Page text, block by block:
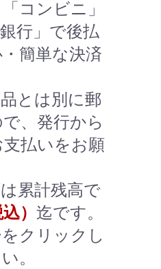
コンビニ」
行」で後払
簡単な決済
とは別に郵
、発行から
払いをお願
累計残高で
） 迄です。
クリックし
。